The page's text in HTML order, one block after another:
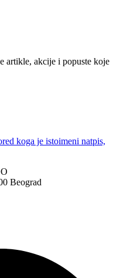
artikle, akcije i popuste koje
Beograd